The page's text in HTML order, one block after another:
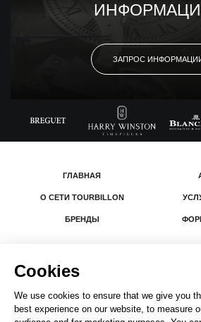
ЗАПРОС
ГЛАВНАЯ
О СЕТИ TOURBILLON
БРЕНДЫ
Все права защищены.